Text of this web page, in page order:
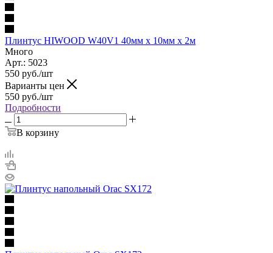
Плинтус HIWOOD W40V1 40мм х 10мм х 2м
Много
Арт.: 5023
550 руб./шт
Варианты цен
550 руб./шт
Подробности
В корзину